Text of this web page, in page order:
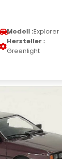
Modell :Explorer
Hersteller :
Greenlight